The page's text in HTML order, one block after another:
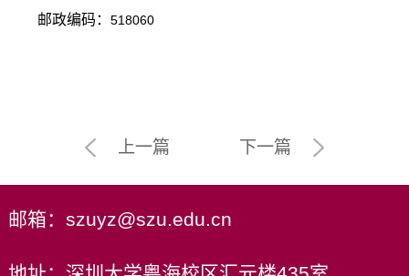
邮政编码： 518060
上一篇 下一篇
邮箱：szuyz@szu.edu.cn